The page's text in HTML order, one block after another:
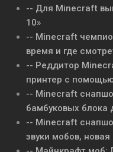
-- Для Minecraft
10»
-- Minecraft
время и где
-- Реддитор
принтер с
-- Minecraft
бамбуковых блока
-- Minecraft
звуки мобов, новая